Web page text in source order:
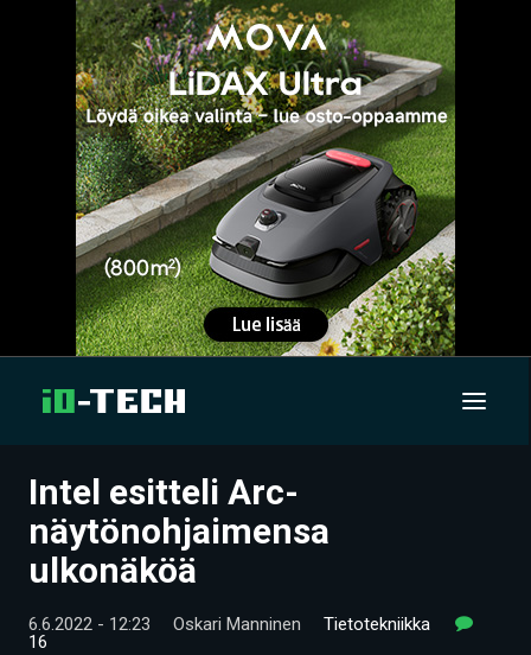
UUTISET
ARTIKKELIT
VIDEOT
Intel esitteli Arc-
näytönohjaimensa
ulkonäköä
6.6.2022 - 12:23 Oskari Manninen
Tietotekniikka
16